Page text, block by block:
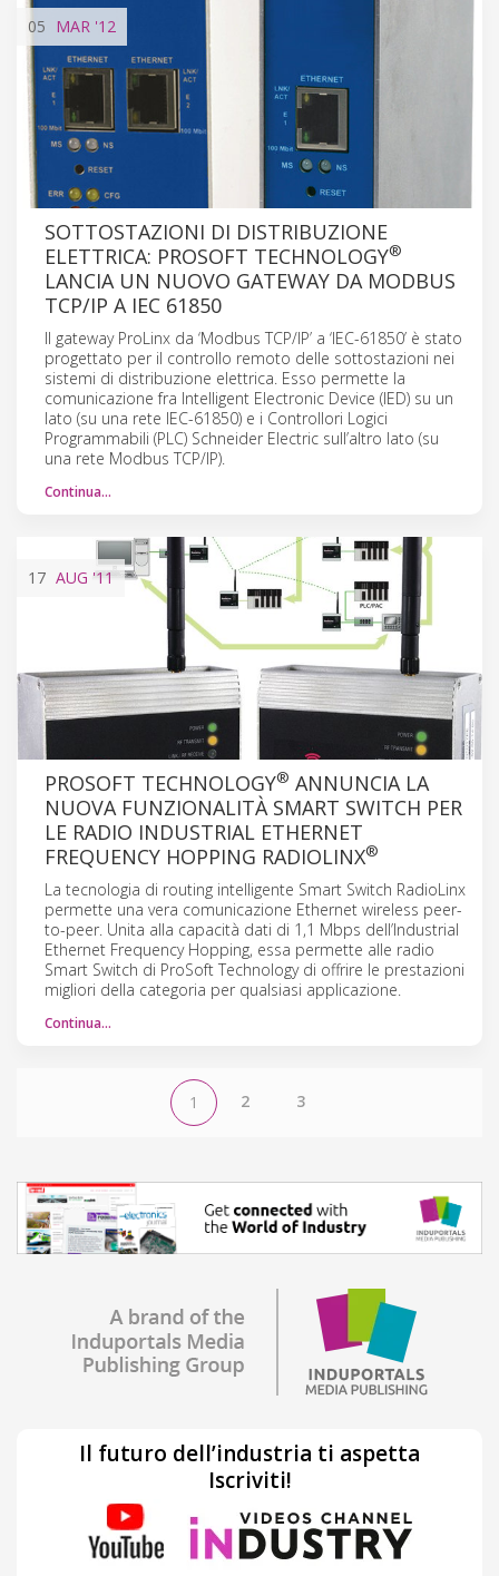
05 MAR '12
SOTTOSTAZIONI DI DISTRIBUZIONE
ELETTRICA: PROSOFT TECHNOLOGY®
LANCIA UN NUOVO GATEWAY DA MODBUS
TCP/IP A IEC 61850
Il gateway ProLinx da ‘Modbus TCP/IP’ a ‘IEC-61850’ è stato
progettato per il controllo remoto delle sottostazioni nei
sistemi di distribuzione elettrica. Esso permette la
comunicazione fra Intelligent Electronic Device (IED) su un
lato (su una rete IEC-61850) e i Controllori Logici
Programmabili (PLC) Schneider Electric sull’altro lato (su
una rete Modbus TCP/IP).
Continua…
17 AUG '11
PROSOFT TECHNOLOGY® ANNUNCIA LA
NUOVA FUNZIONALITÀ SMART SWITCH PER
LE RADIO INDUSTRIAL ETHERNET
FREQUENCY HOPPING RADIOLINX®
La tecnologia di routing intelligente Smart Switch RadioLinx
permette una vera comunicazione Ethernet wireless peer-
to-peer. Unita alla capacità dati di 1,1 Mbps dell’Industrial
Ethernet Frequency Hopping, essa permette alle radio
Smart Switch di ProSoft Technology di offrire le prestazioni
migliori della categoria per qualsiasi applicazione.
Continua…
1 2 3
Il futuro dell’industria ti aspetta
Iscriviti!